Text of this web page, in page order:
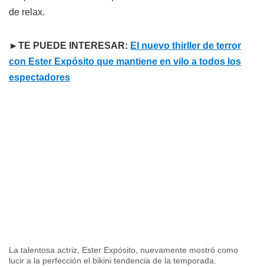
de relax.
►TE PUEDE INTERESAR: El nuevo thirller de terror
con Ester Expósito que mantiene en vilo a todos los
espectadores
La talentosa actriz, Ester Expósito, nuevamente mostró como
lucir a la perfección el bikini tendencia de la temporada.